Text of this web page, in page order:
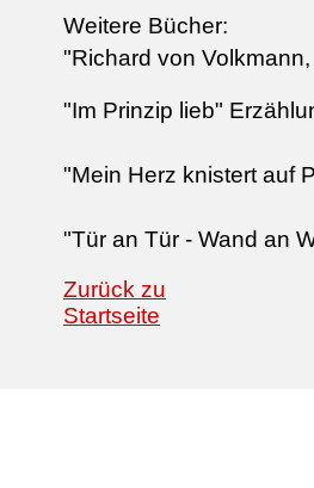
Weitere Bücher:
"Richard von
"Im Prinzip lieb"
"Mein Herz knistert auf
"Tür an Tür - Wand an
Zurück zu
Startseite